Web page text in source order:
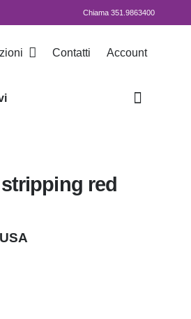
Chiama 351.9863400
Contatti Account
red